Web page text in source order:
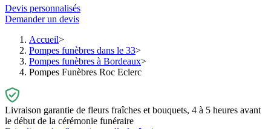
Devis personnalisés
Demander un devis
Accueil
Pompes funèbres dans le 33
Pompes funèbres à Bordeaux
Pompes Funèbres Roc Eclerc
Livraison garantie de fleurs fraîches et bouquets, 4 à 5 heures avant
le début de la cérémonie funéraire